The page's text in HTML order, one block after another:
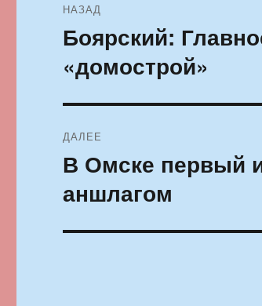
по
записям
НАЗАД
Предыдущая
Боярский:
«домострой»
ДАЛЕЕ
Следующая
В Омске первый
аншлагом